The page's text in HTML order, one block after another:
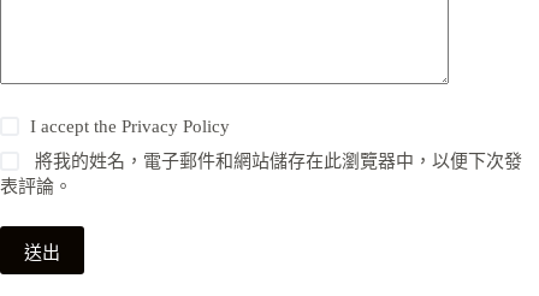
I accept thePrivacy Policy
將我的姓名，電子郵件和網站儲存在此瀏覽器中，以便下次發
表評論。
送出